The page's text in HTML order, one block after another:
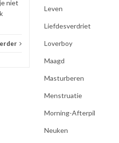
niet
Leven
Liefdesverdriet
Loverboy
Maagd
Masturberen
Menstruatie
Morning-Afterpil
Neuken